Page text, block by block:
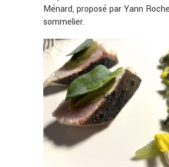
Ménard, proposé par Yann
sommelier.